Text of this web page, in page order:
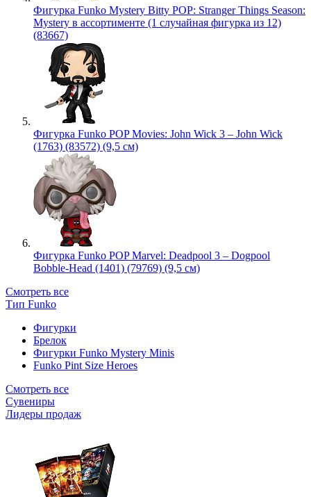
Фигурка Funko Mystery Bitty POP: Stranger Things Season:
Mystery в ассортименте (1 случайная фигурка из 12)
(83667)
Фигурка Funko POP Movies: John Wick 3 – John Wick
(1763) (83572) (9,5 см)
Фигурка Funko POP Marvel: Deadpool 3 – Dogpool
Bobble-Head (1401) (79769) (9,5 см)
Смотреть все
Тип Funko
Фигурки
Брелок
Фигурки Funko Mystery Minis
Funko Pint Size Heroes
Смотреть все
Сувениры
Лидеры продаж